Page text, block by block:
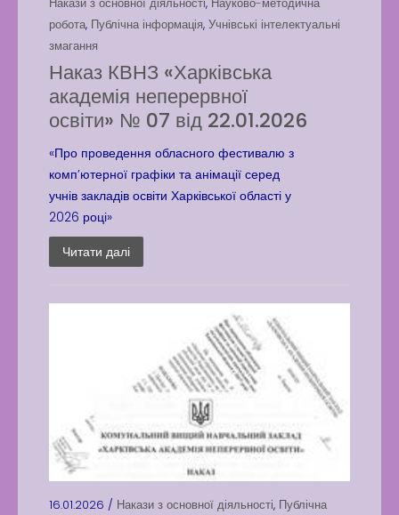
робота, Публічна інформація, Учнівські інтелектуальні
змагання
Наказ КВНЗ «Харківська
академія неперервної
освіти» № 07 від 22.01.2026
«Про проведення обласного фестивалю з
комп’ютерної графіки та анімації серед
учнів закладів освіти Харківської області у
2026 році»
Читати далі
16.01.2026 / Накази з основної діяльності, Публічна